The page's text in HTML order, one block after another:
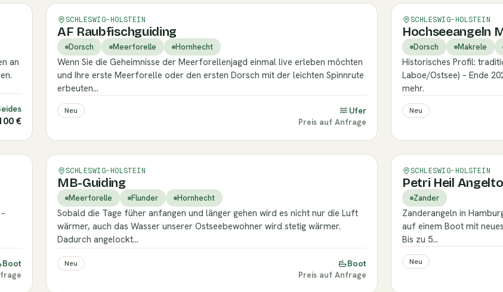
an
€
SCHLESWIG-HOLSTEIN
AF Raubfischguiding
Dorsch Meerforelle Hornhecht
Wenn Sie die Geheimnisse der Meerforellenjagd einmal live erleben möchten
und Ihre erste Meerforelle oder den ersten Dorsch mit der leichten Spinnrute
erbeuten…
Neu
Ufer
Preis auf Anfrage
SCHLESWIG-HOLSTEIN
Hochseeangeln
Dorsch Makrele
Historisches Profil:
Laboe/Ostsee) – Ende
mehr.
Neu
Boot
SCHLESWIG-HOLSTEIN
MB-Guiding
Meerforelle Flunder Hornhecht
Sobald die Tage füher anfangen und länger gehen wird es nicht nur die Luft
wärmer, auch das Wasser unserer Ostseebewohner wird stetig wärmer.
Dadurch angelockt…
Neu
Boot
Preis auf Anfrage
SCHLESWIG-HOLSTEIN
Petri Heil
Zander
Zanderangeln in
auf einem Boot mit
Bis zu 5…
Neu